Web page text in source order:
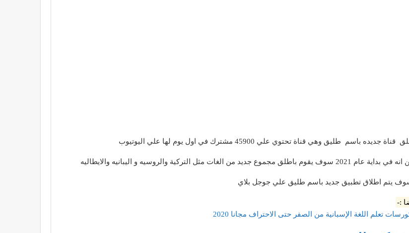
جديده باسم طليق وهي قناة تحتوي علي 45900 مشترك في اول يوم لها علي اليوتيوب
يقوم باطلق مجموع جديد من الغات مثل التركية والروسيه و اليبانيه والايطاليه
يتم اطلاق تطبيق جديد باسم طليق علي جوجل بلاي
:-
تعلم اللغة الإسبانية من الصفر حتى الاحتراف مجانا 2020